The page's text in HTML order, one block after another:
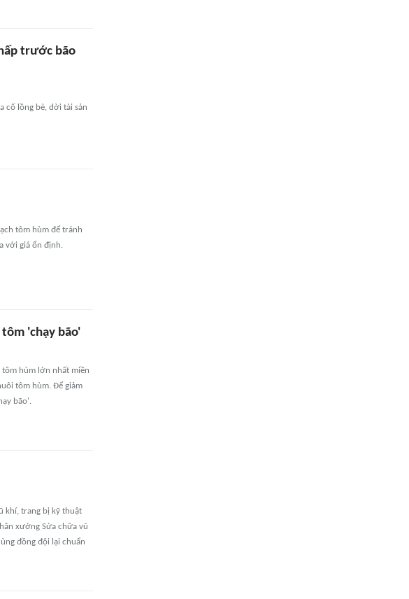
trước bão
cố lồng bè, dời tài sản
tôm hùm để tránh
với giá ổn định.
'chạy bão'
hùm lớn nhất miền
tôm hùm. Để giảm
bão'.
khí, trang bị kỹ thuật
xưởng Sửa chữa vũ
đồng đội lại chuẩn